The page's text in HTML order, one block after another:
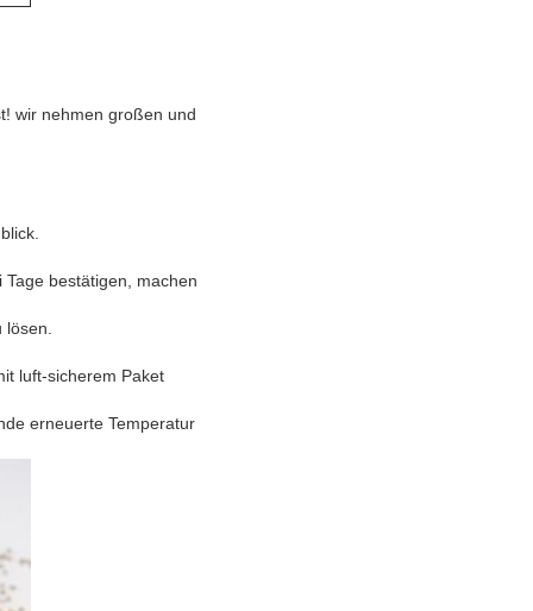
wir nehmen großen und
bestätigen, machen
luft-sicherem Paket
erneuerte Temperatur